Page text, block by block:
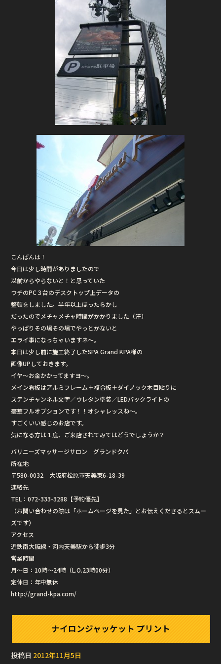
こんばんは！
今日は少し時間がありましたので
以前からやらないと！と思っていた
ウチのPC３台のデスクトップ上データの
整頓をしました。半年以上ほったらかし
だったのでメチャメチャ時間がかかりました（汗）
やっぱりその場その場でやっとかないと
エライ事になっちゃいますネ〜。
本日は少し前に施工終了したSPA Grand KPA様の
画像UPしておきます。
イヤ〜お金かかってますヨ〜。
メイン看板はアルミフレーム＋複合板＋ダイノック木目貼りに
ステンチャンネル文字／ウレタン塗装／LEDバックライトの
豪華フルオプションです！！オシャレッスね〜。
すごくいい感じのお店です。
気になる方は１度、ご来店されてみてはどうでしょうか？
バリニーズマッサージサロン グランドクパ
所在地
〒580-0032 大阪府松原市天美東6-18-39
連絡先
TEL：072-333-3288【予約優先】
（お問い合わせの際は「ホームページを見た」とお伝えくださるとスムー
ズです）
アクセス
近鉄南大阪線・河内天美駅から徒歩3分
営業時間
月〜日：10時〜24時（L.O.23時00分）
定休日：年中無休
http://grand-kpa.com/
ナイロンジャッケット プリント
投稿日 2012年11月5日